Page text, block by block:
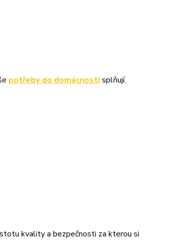
potřeby do domácnosti splňují.
kvality a bezpečnosti za kterou si